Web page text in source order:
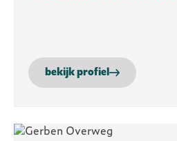
bekijk profiel